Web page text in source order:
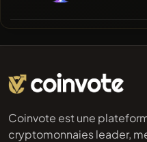
Coinvote est une
cryptomonnaies leader,